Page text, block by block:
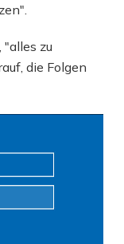
"alles zu
die Folgen